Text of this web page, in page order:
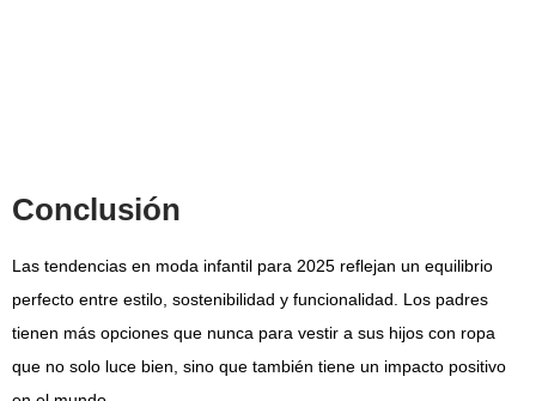
Conclusión
Las tendencias en moda infantil para 2025 reflejan un equilibrio
perfecto entre estilo, sostenibilidad y funcionalidad. Los padres
tienen más opciones que nunca para vestir a sus hijos con ropa
que no solo luce bien, sino que también tiene un impacto positivo